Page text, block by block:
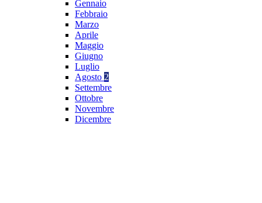
Gennaio
Febbraio
Marzo
Aprile
Maggio
Giugno
Luglio
Agosto 2
Settembre
Ottobre
Novembre
Dicembre